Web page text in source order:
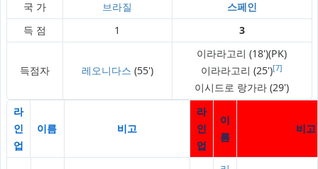
국 가
브라질
스페인
득 점
1 3
득점자 레오니다스 (55')
이라라고리 (18')(PK)
이라라고리 (25')[7]
이시드로 랑가라 (29')
라
인
업
이름 비고
라
인
업
이
름
비고